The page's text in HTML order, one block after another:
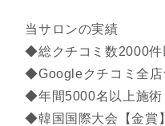
当サロンの実績
◆総クチコミ数2000件
◆Googleクチコミ全店
◆年間5000名以上施術
◆韓国国際大会【金賞